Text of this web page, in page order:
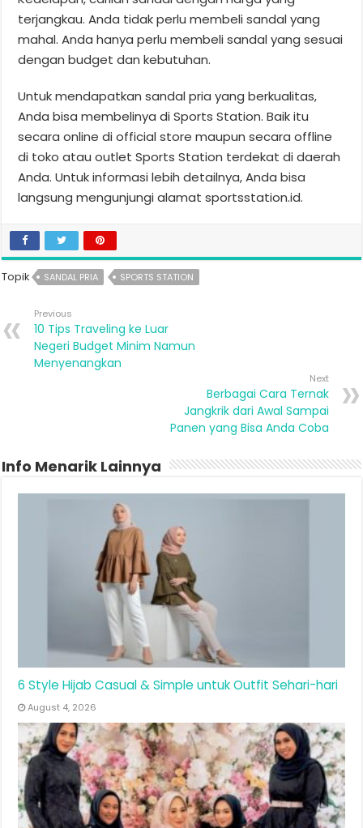
terjangkau. Anda tidak perlu membeli sandal yang
mahal. Anda hanya perlu membeli sandal yang sesuai
dengan budget dan kebutuhan.
Untuk mendapatkan sandal pria yang berkualitas,
Anda bisa membelinya di Sports Station. Baik itu
secara online di official store maupun secara offline
di toko atau outlet Sports Station terdekat di daerah
Anda. Untuk informasi lebih detailnya, Anda bisa
langsung mengunjungi alamat sportsstation.id.
Topik SANDAL PRIA SPORTS STATION
Previous
10 Tips Traveling ke Luar
Negeri Budget Minim Namun
Menyenangkan
Next
Berbagai Cara Ternak
Jangkrik dari Awal Sampai
Panen yang Bisa Anda Coba
Info Menarik Lainnya
6 Style Hijab Casual & Simple untuk Outfit Sehari-hari
August 4, 2026